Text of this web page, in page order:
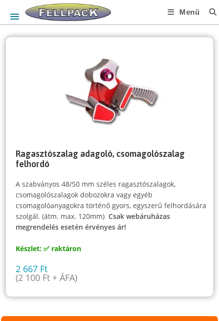
Menü
Ragasztószalag adagoló, csomagolószalag
felhordó
A szabványos 48/50 mm széles ragasztószalagok,
csomagolószalagok dobozokra vagy egyéb
csomagolóanyagokra történő gyors, egyszerű felhordására
szolgál. (átm. max. 120mm)Csak webáruházas
megrendelés esetén érvényes ár!
Készlet: ✅ raktáron
2 667 Ft
(2 100 Ft + ÁFA)